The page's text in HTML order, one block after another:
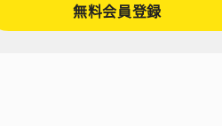
無料会員登録